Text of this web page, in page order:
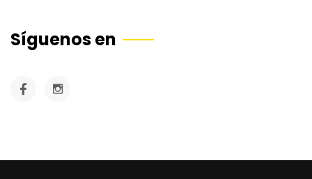
Síguenos en